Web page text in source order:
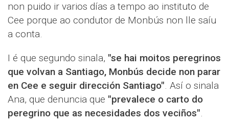
non puido ir varios días a tempo ao instituto de
Cee porque ao condutor de Monbús non lle saíu
a conta.
I é que segundo sinala, "se hai moitos peregrinos
que volvan a Santiago, Monbús decide non parar
en Cee e seguir dirección Santiago". Así o sinala
Ana, que denuncia que "prevalece o carto do
peregrino que as necesidades dos veciños".